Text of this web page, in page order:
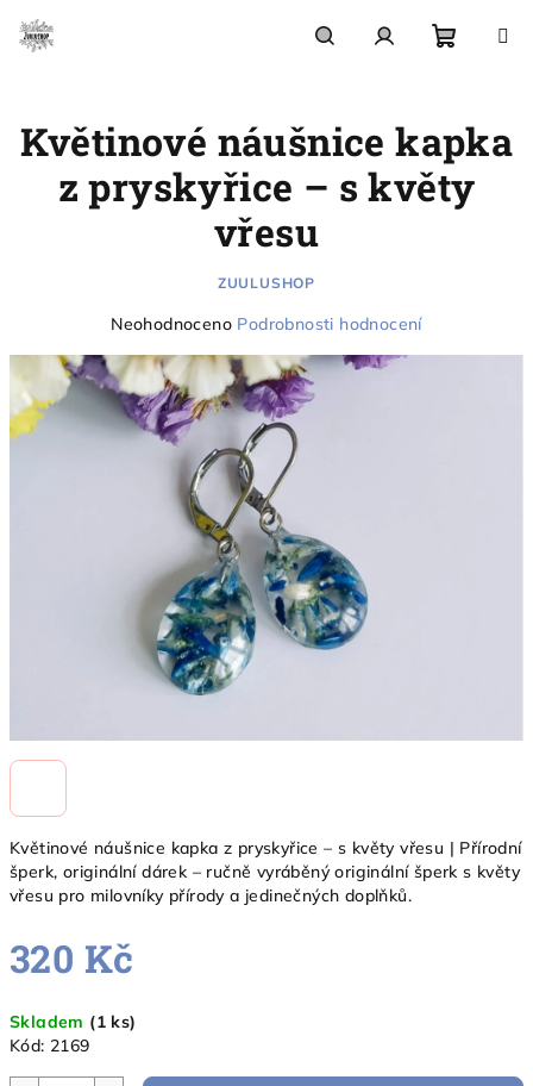
obsah
košík
Květinové náušnice kapka z pryskyřice – s květy vřesu | Přírodní
šperk, originální dárek – ručně vyráběný originální šperk s květy
vřesu pro milovníky přírody a jedinečných doplňků.
320 Kč
cena:
Skladem (1 ks)
Kód: 2169
Květinové náušnice kapka
z pryskyřice – s květy
vřesu
ZUULUSHOP
Průměrné
produktu
je
0,0
hvězdiček.
Neohodnoceno Podrobnosti hodnocení